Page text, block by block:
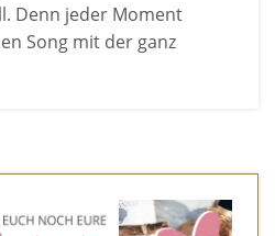
Denn jeder Moment
Song mit der ganz